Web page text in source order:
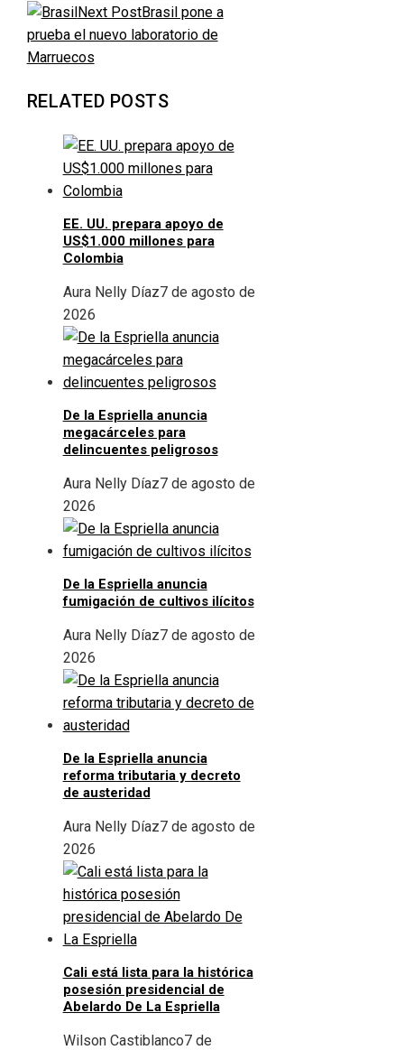
Next PostBrasil pone a
prueba el nuevo laboratorio de
Marruecos
RELATED POSTS
EE. UU. prepara apoyo de
US$1.000 millones para
Colombia
Aura Nelly Díaz7 de agosto de
2026
De la Espriella anuncia
megacárceles para
delincuentes peligrosos
Aura Nelly Díaz7 de agosto de
2026
De la Espriella anuncia
fumigación de cultivos ilícitos
Aura Nelly Díaz7 de agosto de
2026
De la Espriella anuncia
reforma tributaria y decreto
de austeridad
Aura Nelly Díaz7 de agosto de
2026
Cali está lista para la histórica
posesión presidencial de
Abelardo De La Espriella
Wilson Castiblanco7 de